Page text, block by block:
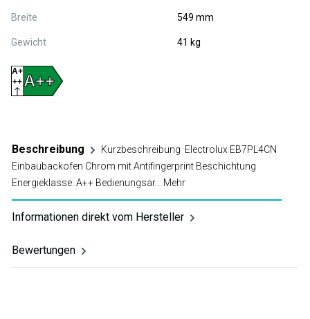
Breite 549 mm
Gewicht 41 kg
A++
A+
++
Beschreibung
Kurzbeschreibung Electrolux EB7PL4CN
Einbaubackofen Chrom mit Antifingerprint Beschichtung
Energieklasse: A++ Bedienungsar… Mehr
Informationen direkt vom Hersteller
Bewertungen